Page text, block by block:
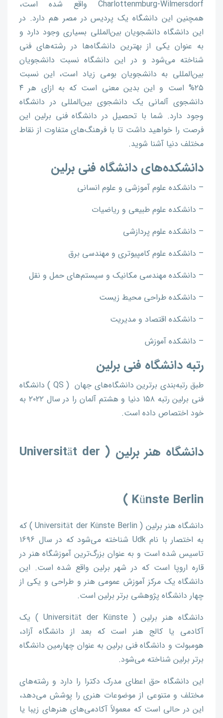
Charlottenmburg-Wilmersdorf واقع شده است،
همچنین این دانشگاه یک پردیس در مصر هم دارد. در
این دانشگاه دانشجویان بین‌المللی بسیاری وجود دارد و
به عنوان یکی از بهترین دانشگاه‌ها در رشته‌های فنی
شناخته می‌شود و در این دانشگاه نسبت دانشجویان
بین‌المللی به دانشجویان بومی زیاد است، این نسبت
۲۵% است و این بدین معنی است که به ازای هر ۴
دانشجوی آلمانی یک دانشجوی بین‌المللی در دانشگاه
وجود دارد. شما با تحصیل در دانشگاه فنی برلین این
فرصت را خواهید داشت تا با فرهنگ‌های متفاوت از نقاط
مختلف دنیا آشنا شوید.
دانشکده‌های دانشگاه فنی برلین
– دانشکده علوم آموزشی و علوم انسانی
– دانشکده علوم طبیعی و ریاضیات
– دانشکده علوم پردازشی
– دانشکده علوم کامپیوتری و مهندسی برق
– دانشکده مهندسی مکانیک و سیستم‌های حمل و نقل
– دانشکده طراحی محیط زیست
– دانشکده اقتصاد و مدیریت
– دانشکده آموزش
رتبه دانشگاه فنی برلین
طبق رتبه‌بندی برترین دانشگاه‌های جهان ( QS ) دانشگاه
فنی برلین رتبه ۱۵۸ دنیا و هشتم آلمان را در سال ۲۰۲۲ به
خود اختصاص داده است.
دانشگاه هنر برلین ( Universität der
Künste Berlin )
دانشگاه هنر برلین ( Universität der Künste Berlin ) که
به اختصار با نام Udk شناخته می‌شود که در سال ۱۶۹۶
تاسیس شده است و به عنوان بزرگ‌ترین آموزشگاه هنر در
قاره اروپا است که در شهر برلین واقع شده است. این
دانشگاه یک مرکز آموزش عمومی هنر و طراحی و یکی از
چهار دانشگاه پژوهشی برتر برلین است.
دانشگاه هنر برلین ( Universität der Künste ) یک
آکادمی یا کالج هنر است که بعد از دانشگاه آزاد،
هومبولت و دانشگاه فنی برلین به عنوان چهارمین دانشگاه
برتر برلین شناخته می‌شود.
این دانشگاه حق اعطای مدرک دکترا را دارد و رشته‌های
مختلف و متنوعی از موضوعات هنری را پوشش می‌دهد،
این در حالی است که معمولاً آکادمی‌های هنرهای زیبا یا